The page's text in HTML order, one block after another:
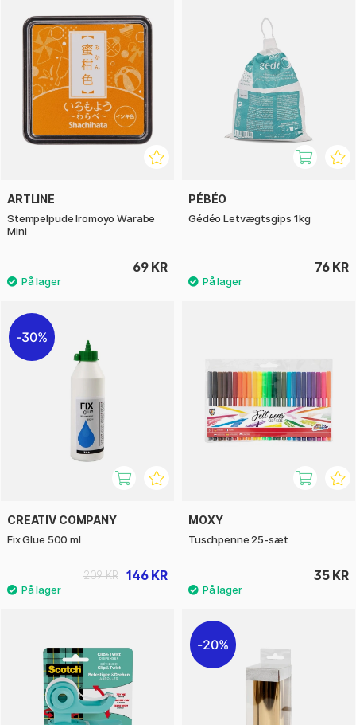
ARTLINE
Stempelpude Iromoyo Warabe
Mini
69 KR
PÉBÉO
Gédéo Letvægtsgips 1kg
76 KR
30%
CREATIV COMPANY
Fix Glue 500 ml
146 KR
209 KR
MOXY
Tuschpenne 25-sæt
35 KR
20%